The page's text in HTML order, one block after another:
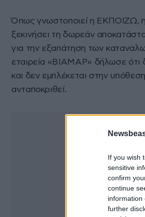
If you wish
sensitive
confirm
continue
information
further
Όπως γνωστοποιεί η ΕΚΠΟΙΖΩ, η
ξεκινήσει τη δωρεάν
για την εξαπάτηση των
εταιρεία «ΒΙΑΜΑΡ» δήλωσε ότι
και δεν εμπλέκεται στην
ανταποκριθεί.